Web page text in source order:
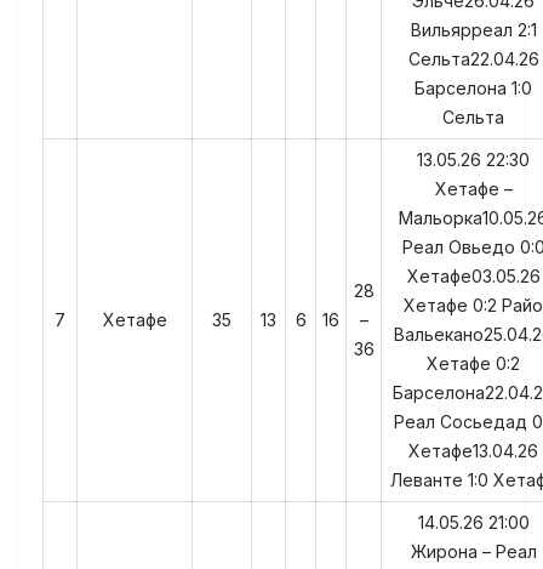
Вильярреал 2:1
Сельта22.04.26
Барселона 1:0
Сельта
7 Хетафе 35 13 6 16
28
–
36
13.05.26 22:30
Хетафе –
Реал Овьедо
Хетафе03.05.26
Хетафе 0:2 Райо
Хетафе 0:2
Реал Сосьедад
Хетафе13.04.26
Леванте 1:0
14.05.26 21:00
Жирона – Реал